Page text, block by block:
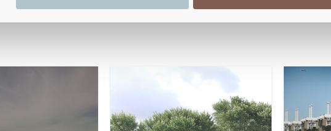
RUIMTE IN ZEELAND